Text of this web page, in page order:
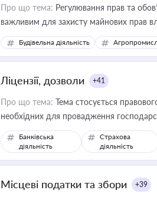
Про що тема: Регулювання прав та
важливим для захисту майнових прав
ресурсами
Будівельна діяльність
Ліцензії, дозволи +41
Про що тема: Тема стосується
необхідних для провадження
Банківська
діяльність
Страхова
діяльність
Місцеві податки та збори +39